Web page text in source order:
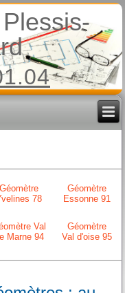
Géomètre
78
Géomètre
Essonne 91
Val
Marne 94
Géomètre
Val d'oise 95